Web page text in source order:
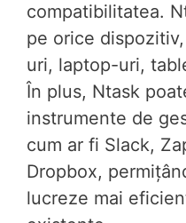
compatibilitatea.
pe orice
uri, laptop-uri,
În plus, Ntask
instrumente de
cum ar fi Slack,
Dropbox,
lucreze mai